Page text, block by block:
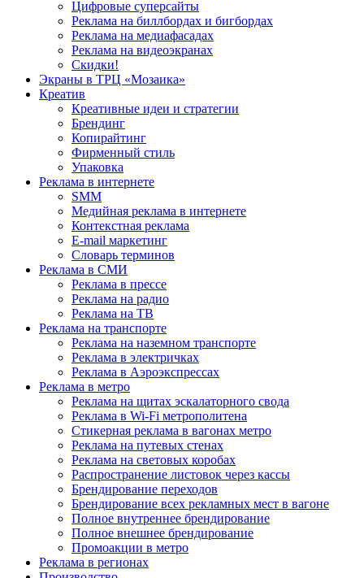
Цифровые суперсайты
Реклама на биллбордах и бигбордах
Реклама на медиафасадах
Реклама на видеоэкранах
Скидки!
Экраны в ТРЦ «Мозаика»
Креатив
Креативные идеи и стратегии
Брендинг
Копирайтинг
Фирменный стиль
Упаковка
Реклама в интернете
SMM
Медийная реклама в интернете
Контекстная реклама
E-mail маркетинг
Словарь терминов
Реклама в СМИ
Реклама в прессе
Реклама на радио
Реклама на ТВ
Реклама на транспорте
Реклама на наземном транспорте
Реклама в электричках
Реклама в Аэроэкспрессах
Реклама в метро
Реклама на щитах эскалаторного свода
Реклама в Wi-Fi метрополитена
Стикерная реклама в вагонах метро
Реклама на путевых стенах
Реклама на световых коробах
Распространение листовок через кассы
Брендирование переходов
Брендирование всех рекламных мест в вагоне
Полное внутреннее брендирование
Полное внешнее брендирование
Промоакции в метро
Реклама в регионах